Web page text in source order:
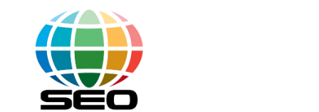
content